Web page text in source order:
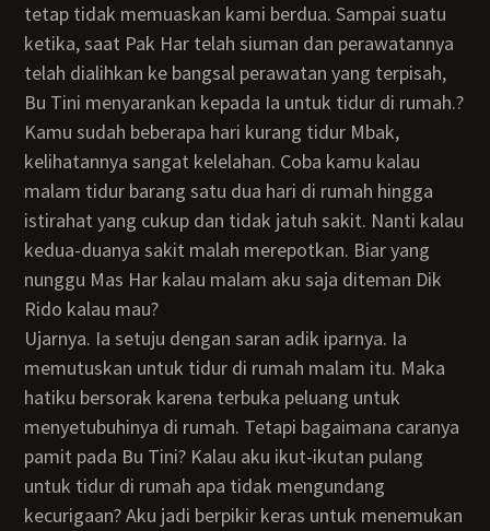
tetap tidak memuaskan kami berdua. Sampai suatu
ketika, saat Pak Har telah siuman dan perawatannya
telah dialihkan ke bangsal perawatan yang terpisah,
Bu Tini menyarankan kepada Ia untuk tidur di rumah.?
Kamu sudah beberapa hari kurang tidur Mbak,
kelihatannya sangat kelelahan. Coba kamu kalau
malam tidur barang satu dua hari di rumah hingga
istirahat yang cukup dan tidak jatuh sakit. Nanti kalau
kedua-duanya sakit malah merepotkan. Biar yang
nunggu Mas Har kalau malam aku saja diteman Dik
Rido kalau mau?
ujarnya. Ia setuju dengan saran adik iparnya. Ia
memutuskan untuk tidur di rumah malam itu. Maka
hatiku bersorak karena terbuka peluang untuk
menyetubuhinya di rumah. Tetapi bagaimana caranya
pamit pada Bu Tini? Kalau aku ikut-ikutan pulang
untuk tidur di rumah apa tidak mengundang
kecurigaan? Aku jadi berpikir keras untuk menemukan